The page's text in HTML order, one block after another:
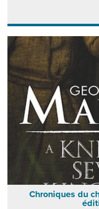
Chroniques du